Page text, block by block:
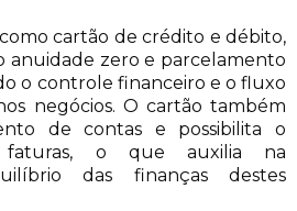
cartão de crédito e débito,
anuidade zero e parcelamento
o controle financeiro e o fluxo
negócios. O cartão também
de contas e possibilita o
faturas, o que auxilia na
das finanças destes